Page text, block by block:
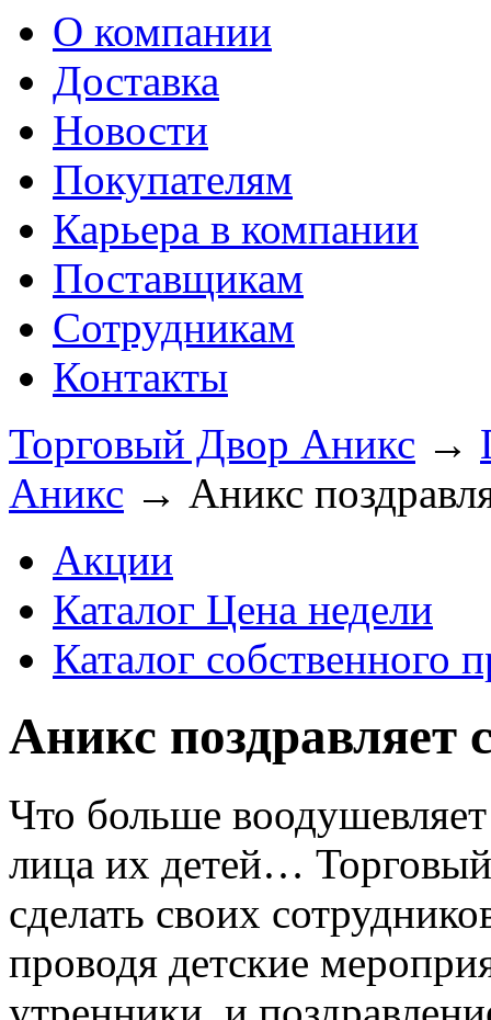
О компании
Доставка
Новости
Покупателям
Карьера в компании
Поставщикам
Сотрудникам
Контакты
Торговый Двор Аникс →
Аникс → Аникс
Акции
Каталог Цена недели
Каталог собственного
Аникс поздравляет
Что больше
лица их детей…
сделать своих
проводя детские